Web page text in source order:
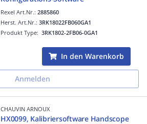
Rexel Art.Nr.: 2885860
Produkt Type: 3RK1802-2FB06-0GA1
Herst. Art.Nr.: 3RK18022FB060GA1
In den Warenkorb
Anmelden
CHAUVIN ARNOUX
HX0099, Kalibriersoftware Handscope